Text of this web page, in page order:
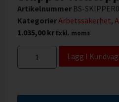
Artikelnummer BS-
KategorierArbetssäkerhet,
1.035,00 kr Exkl. moms
Lägg I